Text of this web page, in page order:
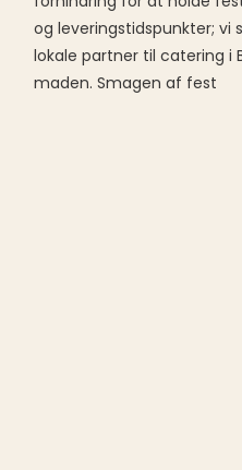
og leveringstidspunkter; vi
lokale partner til catering i
maden. Smagen af fest